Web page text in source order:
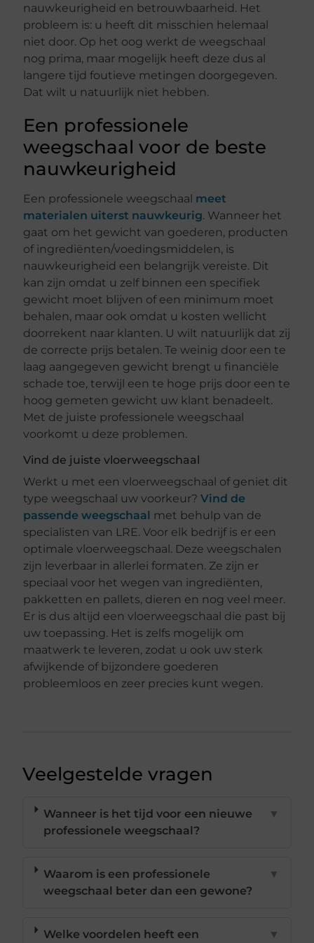
nauwkeurigheid en betrouwbaarheid. Het
probleem is: u heeft dit misschien helemaal
niet door. Op het oog werkt de weegschaal
nog prima, maar mogelijk heeft deze dus al
langere tijd foutieve metingen doorgegeven.
Dat wilt u natuurlijk niet hebben.
Een professionele
weegschaal voor de beste
nauwkeurigheid
Een professionele weegschaal meet
materialen uiterst nauwkeurig. Wanneer het
gaat om het gewicht van goederen, producten
of ingrediënten/voedingsmiddelen, is
nauwkeurigheid een belangrijk vereiste. Dit
kan zijn omdat u zelf binnen een specifiek
gewicht moet blijven of een minimum moet
behalen, maar ook omdat u kosten wellicht
doorrekent naar klanten. U wilt natuurlijk dat zij
de correcte prijs betalen. Te weinig door een te
laag aangegeven gewicht brengt u financiële
schade toe, terwijl een te hoge prijs door een te
hoog gemeten gewicht uw klant benadeelt.
Met de juiste professionele weegschaal
voorkomt u deze problemen.
Vind de juiste vloerweegschaal
Werkt u met een vloerweegschaal of geniet dit
type weegschaal uw voorkeur?Vind de
passende weegschaal met behulp van de
specialisten van LRE. Voor elk bedrijf is er een
optimale vloerweegschaal. Deze weegschalen
zijn leverbaar in allerlei formaten. Ze zijn er
speciaal voor het wegen van ingrediënten,
pakketten en pallets, dieren en nog veel meer.
Er is dus altijd een vloerweegschaal die past bij
uw toepassing. Het is zelfs mogelijk om
maatwerk te leveren, zodat u ook uw sterk
afwijkende of bijzondere goederen
probleemloos en zeer precies kunt wegen.
Veelgestelde vragen
Wanneer is het tijd voor een nieuwe
professionele weegschaal?
▼
Waarom is een professionele
weegschaal beter dan een gewone?
▼
Welke voordelen heeft een
▼